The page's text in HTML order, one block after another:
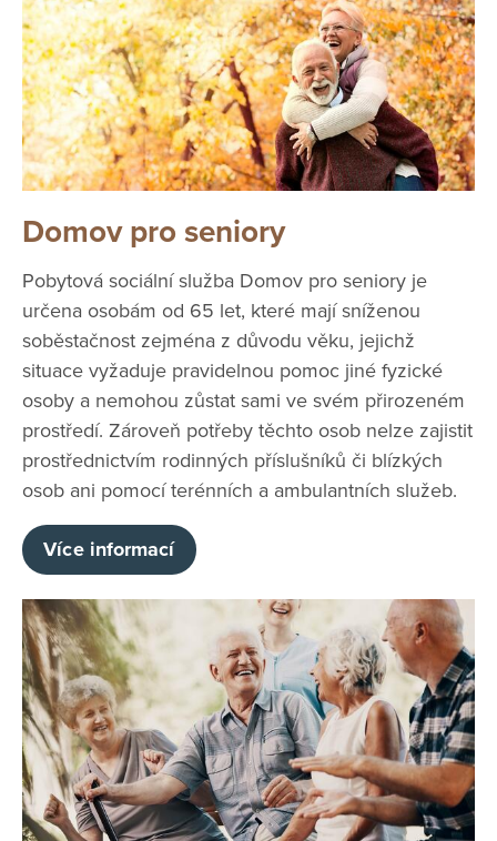
Domov pro seniory
Pobytová sociální služba Domov pro seniory je
určena osobám od 65 let, které mají sníženou
soběstačnost zejména z důvodu věku, jejichž
situace vyžaduje pravidelnou pomoc jiné fyzické
osoby a nemohou zůstat sami ve svém přirozeném
prostředí. Zároveň potřeby těchto osob nelze zajistit
prostřednictvím rodinných příslušníků či blízkých
osob ani pomocí terénních a ambulantních služeb.
Více informací